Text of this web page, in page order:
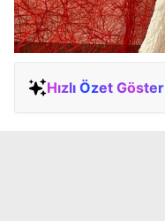
Hızlı Özet Göster